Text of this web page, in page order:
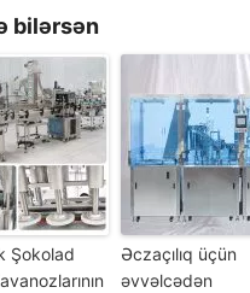
bilərsən
Şokolad
Əczaçılıq üçün
əvvəlcədən